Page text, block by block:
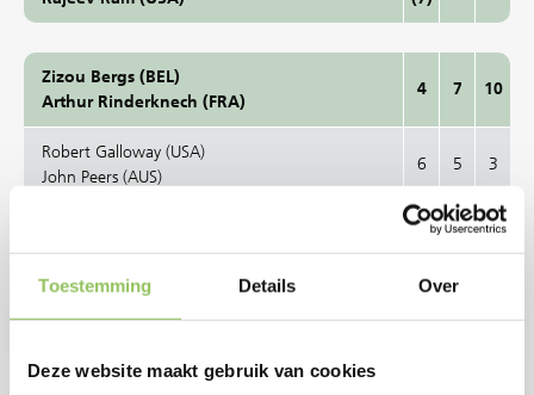
Toestemming Details Over
Deze website maakt gebruik van cookies